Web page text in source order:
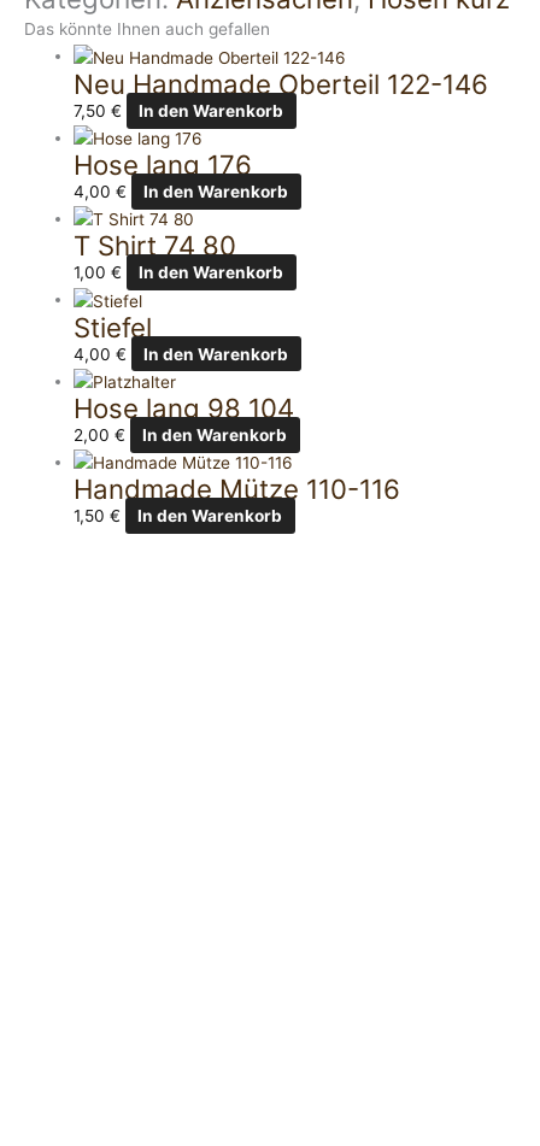
Das könnte Ihnen auch gefallen
Neu Handmade Oberteil 122-146
7,50€ In den Warenkorb
Hose lang 176
4,00€ In den Warenkorb
T Shirt 74 80
1,00€ In den Warenkorb
Stiefel
4,00€ In den Warenkorb
Hose lang 98 104
2,00€ In den Warenkorb
Handmade Mütze 110-116
1,50€ In den Warenkorb